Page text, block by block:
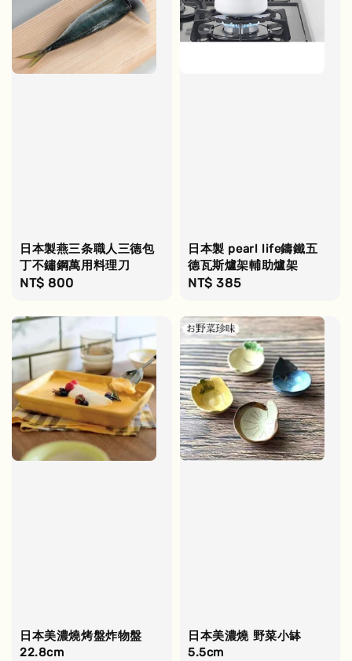
日本製燕三条職人三德包
丁不鏽鋼萬用料理刀
Regular
NT$ 800
日本製 pearl life鑄鐵五
德瓦斯爐架輔助爐架
Regular
NT$ 385
日本美濃燒烤盤炸物盤
22.8cm
日本美濃燒 野菜小缽
5.5cm